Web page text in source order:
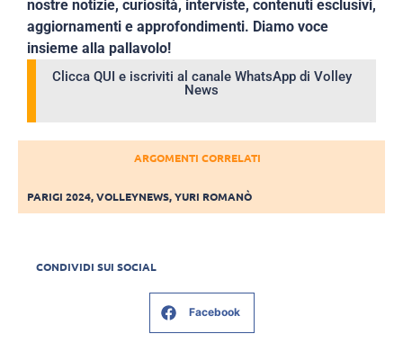
nostre notizie, curiosità, interviste, contenuti esclusivi,
aggiornamenti e approfondimenti. Diamo voce
insieme alla pallavolo!
Clicca QUI e iscriviti al canale WhatsApp di Volley
News
ARGOMENTI CORRELATI
PARIGI 2024,VOLLEYNEWS,YURI ROMANÒ
CONDIVIDI SUI SOCIAL
Facebook